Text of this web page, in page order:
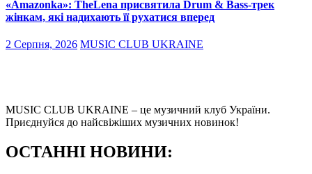
«Amazonka»: TheLena присвятила Drum & Bass-трек
жінкам, які надихають її рухатися вперед
2 Серпня, 2026 MUSIC CLUB UKRAINE
MUSIC CLUB UKRAINE – це музичний клуб України.
Приєднуйся до найсвіжіших музичних новинок!
ОСТАННІ НОВИНИ: